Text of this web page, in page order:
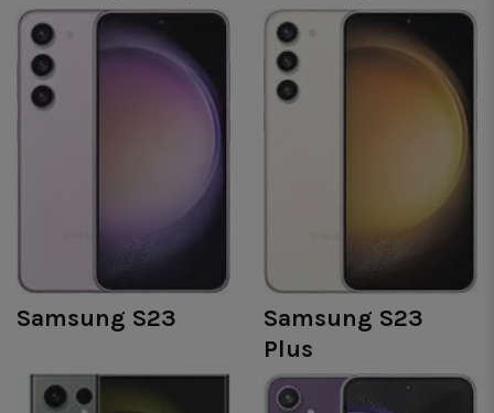
Samsung S23
Samsung S23
Plus